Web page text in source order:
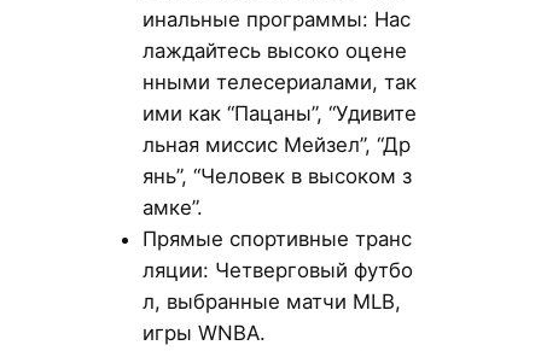
инальные программы: Нас
лаждайтесь высоко оцене
нными телесериалами, так
ими как “Пацаны”, “Удивите
льная миссис Мейзел”, “Др
янь”, “Человек в высоком з
амке”.
Прямые спортивные транс
ляции: Четверговый футбо
л, выбранные матчи MLB,
игры WNBA.